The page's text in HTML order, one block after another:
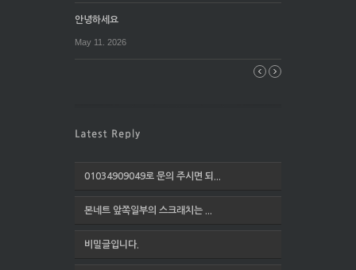
안녕하세요
May 11. 2026
01034909049로 문의 주시면 되...
본네트 앞쪽일부의 스크래치는 ...
비밀글입니다.